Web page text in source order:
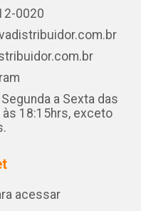
0020
a Sexta das
18:15hrs, exceto
acessar